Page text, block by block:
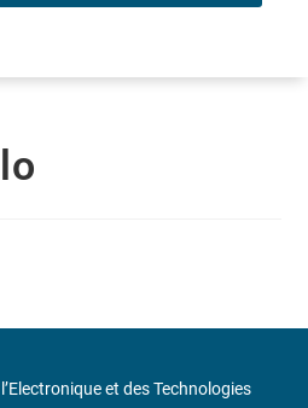
et des Technologies